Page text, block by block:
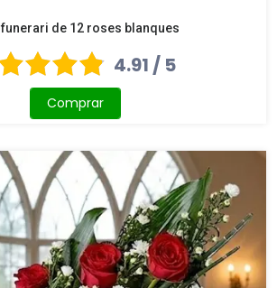
funerari de 12 roses blanques
4.91 / 5
Comprar